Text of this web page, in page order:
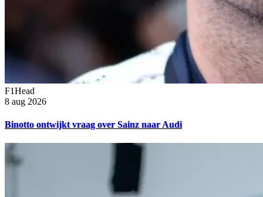
F1Head
8 aug 2026
Binotto ontwijkt vraag over Sainz naar Audi